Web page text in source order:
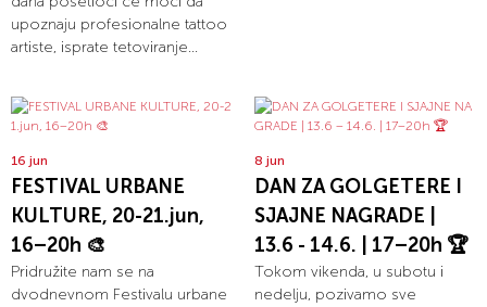
upoznaju profesionalne tattoo
artiste, isprate tetoviranje...
16 jun
FESTIVAL URBANE
KULTURE, 20-21.jun,
16–20h 🎨
Pridružite nam se na
dvodnevnom Festivalu urbane
8 jun
DAN ZA GOLGETERE I
SJAJNE NAGRADE |
13.6 - 14.6. | 17–20h 🏆
Tokom vikenda, u subotu i
nedelju, pozivamo sve